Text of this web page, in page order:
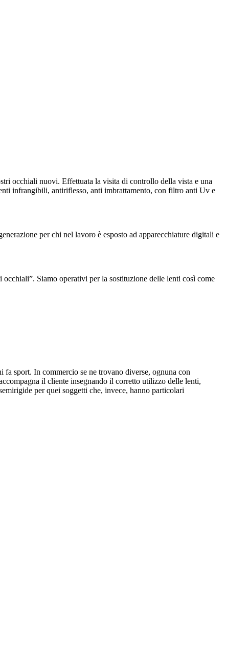
occhiali nuovi. Effettuata la visita di controllo della vista e una
infrangibili, antiriflesso, anti imbrattamento, con filtro anti Uv e
per chi nel lavoro è esposto ad apparecchiature digitali e
Siamo operativi per la sostituzione delle lenti così come
sport. In commercio se ne trovano diverse, ognuna con
il cliente insegnando il corretto utilizzo delle lenti,
per quei soggetti che, invece, hanno particolari